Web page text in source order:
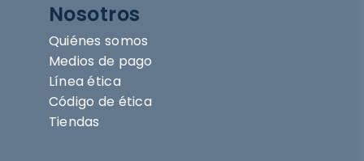
Nosotros
Quiénes somos
Medios de pago
Línea ética
Código de ética
Tiendas